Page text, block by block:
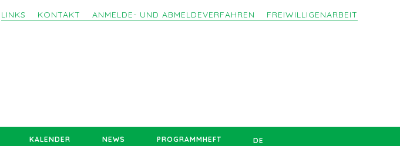
LINKS KONTAKT ANMELDE- UND ABMELDEVERFAHREN FREIWILLIGENARBEIT
KALENDER NEWS PROGRAMMHEFT DE